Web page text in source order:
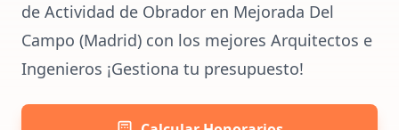
de Actividad de Obrador en Mejorada Del
Campo (Madrid) con los mejores Arquitectos e
Ingenieros ¡Gestiona tu presupuesto!